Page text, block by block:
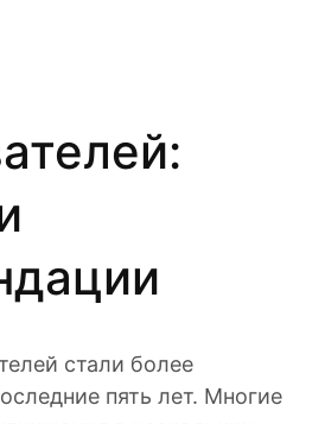
стали более
пять лет. Многие